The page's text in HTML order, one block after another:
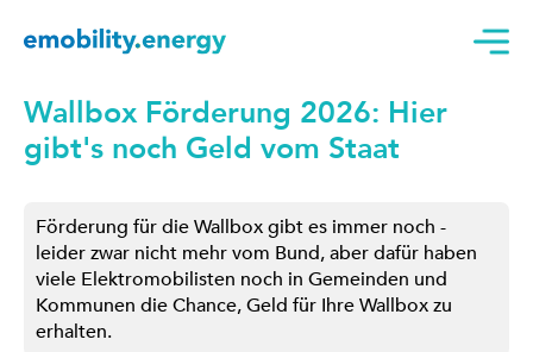
Wallbox Förderung 2026: Hier
gibt's noch Geld vom Staat
Förderung für die Wallbox gibt es immer noch -
leider zwar nicht mehr vom Bund, aber dafür haben
viele Elektromobilisten noch in Gemeinden und
Kommunen die Chance, Geld für Ihre Wallbox zu
erhalten.